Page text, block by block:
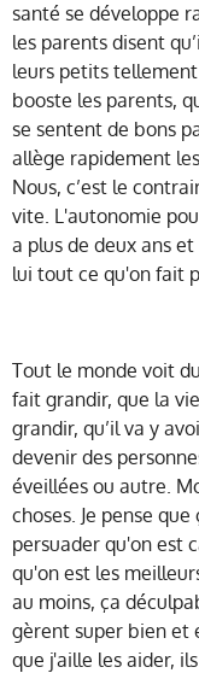
santé se développe
les parents disent
leurs petits
booste les parents,
se sentent de bons
allège rapidement
Nous, c’est le
vite. L'autonomie
a plus de deux ans
lui tout ce qu'on fait
Tout le monde voit
fait grandir, que la
grandir, qu’il va y
devenir des
éveillées ou autre.
choses. Je pense
persuader qu'on est
qu'on est les
au moins, ça
gèrent super bien et
que j'aille les aider,